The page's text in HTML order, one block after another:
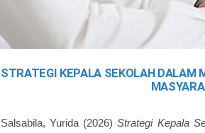
STRATEGI KEPALA SEKOLAH DALAM
Salsabila, Yurida (2026)Strategi Kepala